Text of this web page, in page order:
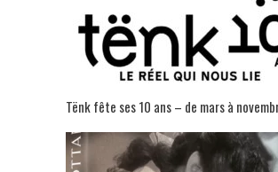
Tënk fête ses 10 ans – de mars à